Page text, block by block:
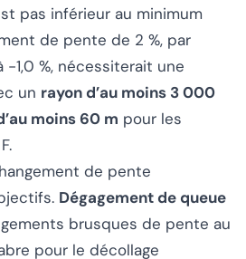
pas inférieur au minimum
de pente de 2 %, par
-1,0 %, nécessiterait une
un rayon d’au moins 3 000
moins 60 m pour les
de pente
Dégagement de queue
brusques de pente au
pour le décollage